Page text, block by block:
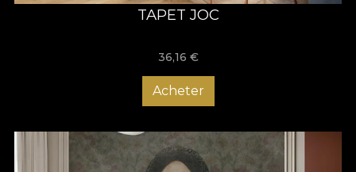
TAPET JOC
36,16 €
Acheter